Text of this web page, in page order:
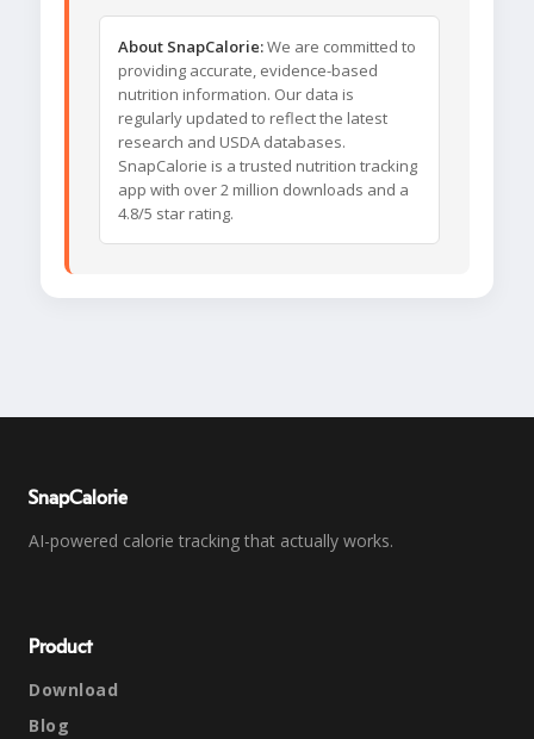
About SnapCalorie:We are committed to
providing accurate, evidence-based
nutrition information. Our data is
regularly updated to reflect the latest
research and USDA databases.
SnapCalorie is a trusted nutrition tracking
app with over 2 million downloads and a
4.8/5 star rating.
SnapCalorie
AI-powered calorie tracking that actually works.
Product
Download
Blog